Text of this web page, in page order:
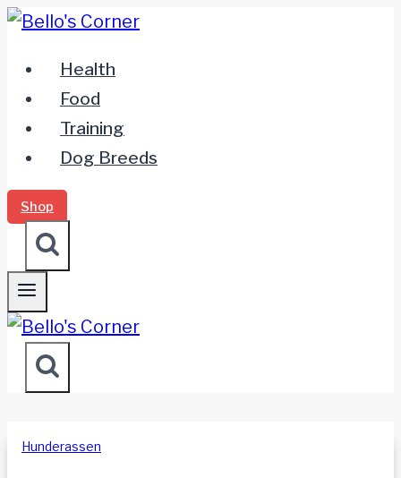
Zum
springenHealth
Food
Training
Dog Breeds
Shop
Hunderassen